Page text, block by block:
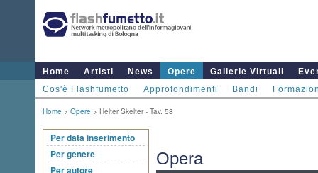
Home Artisti News Opere Gallerie Virtuali
Cos'è Flashfumetto
Approfondimenti Bandi
Home > Opere > Helter Skelter - Tav. 58
Per data inserimento
Per genere
Per autore
Opera